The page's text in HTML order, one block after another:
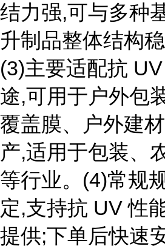
结力强,可与多种
升制品整体结构稳
(3)主要适配抗
途,可用于户外包
覆盖膜、户外建
产,适用于包装、
等行业。(4)常规
定,支持抗 UV 性
提供;下单后快速